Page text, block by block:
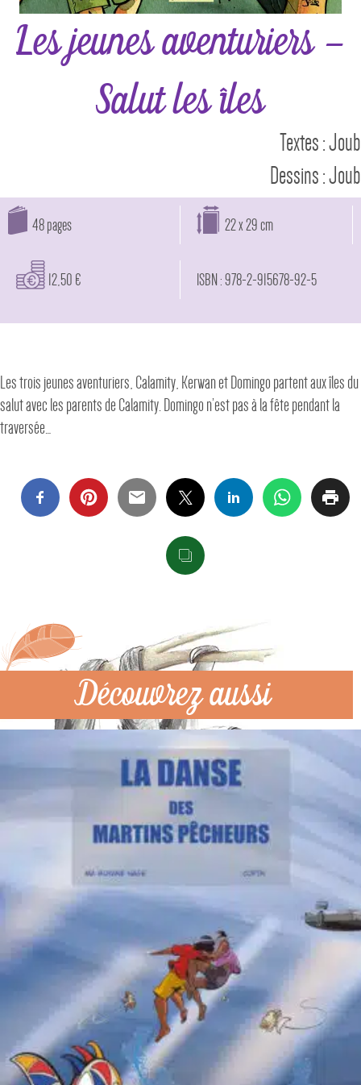
Les jeunes aventuriers –
Salut les îles
Textes : Joub
Dessins : Joub
48 pages 22 x 29 cm
12,50 € ISBN : 978-2-915678-92-5
Les trois jeunes aventuriers, Calamity, Kerwan et Domingo partent aux îles du
salut avec les parents de Calamity. Domingo n’est pas à la fête pendant la
traversée…
Découvrez aussi